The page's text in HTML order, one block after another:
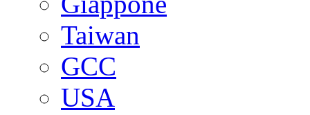
Taiwan
GCC
USA